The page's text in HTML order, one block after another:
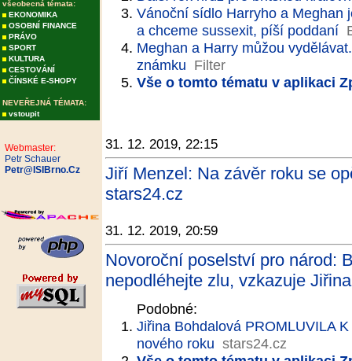
všeobecná témata:
EKONOMIKA
OSOBNÍ FINANCE
PRÁVO
SPORT
KULTURA
CESTOVÁNÍ
ČÍNSKÉ E-SHOPY
NEVEŘEJNÁ TÉMATA:
vstoupit
Webmaster:
Petr Schauer
Petr@ISIBrno.Cz
Vánoční sídlo Harryho a Meghan
a chceme sussexit, píší poddaní
Meghan a Harry můžou
známku Filter
Vše o tomto tématu v aplikaci
31. 12. 2019, 22:15
Jiří Menzel: Na závěr roku se
stars24.cz
31. 12. 2019, 20:59
Novoroční poselství pro národ:
nepodléhejte zlu, vzkazuje
Podobné:
Jiřina Bohdalová PROMLUVILA
nového roku stars24.cz